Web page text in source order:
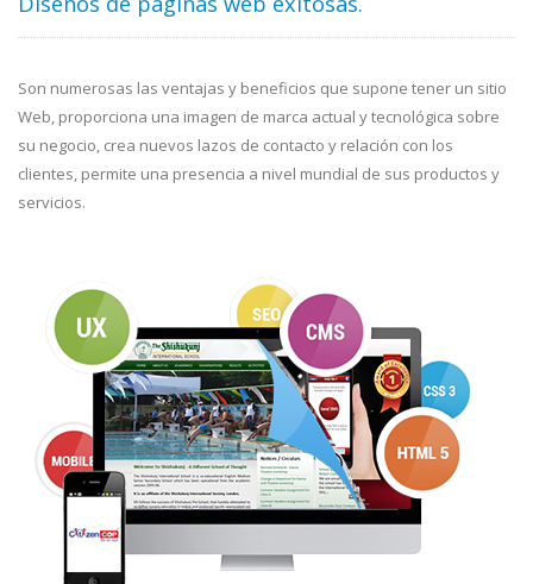
Son numerosas las ventajas y beneficios que supone tener un sitio
Web, proporciona una imagen de marca actual y tecnológica sobre
su negocio, crea nuevos lazos de contacto y relación con los
clientes, permite una presencia a nivel mundial de sus productos y
servicios.